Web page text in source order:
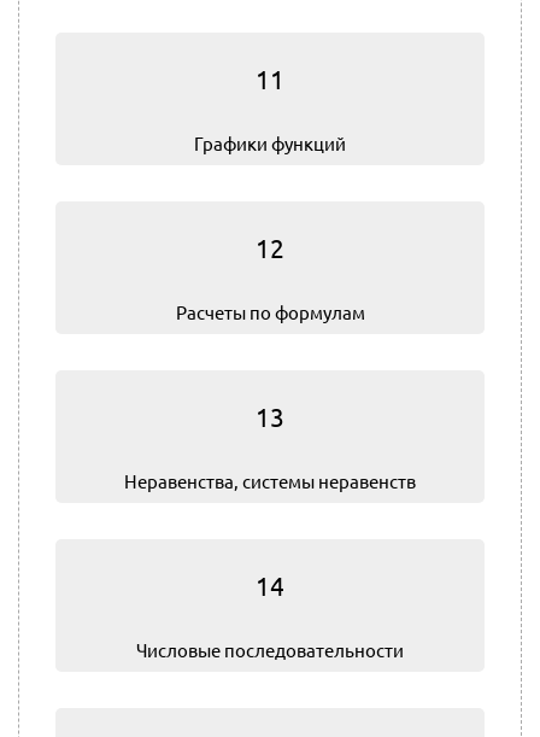
11
Графики функций
12
Расчеты по формулам
13
Не­ра­вен­ства, системы неравенств
14
Числовые последовательности